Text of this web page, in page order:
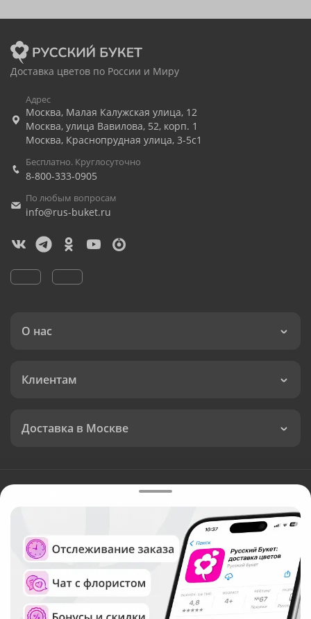
Доставка цветов по России и Миру
Адрес
Москва, Малая Калужская улица, 12
Москва, улица Вавилова, 52, корп. 1
Москва, Краснопрудная улица, 3-5с1
Бесплатно. Круглосуточно
8-800-333-0905
По любым вопросам
info@rus-buket.ru
О нас
Клиентам
Доставка в Москве
Валюта:
Служба круглосуточной доставки цветов в Москве
Русский Букет, 2026
Общество с ограниченной ответственностью «Технология»
ОГРН: 1195476081745, ИНН: 5410081997